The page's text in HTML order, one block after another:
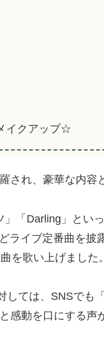
イクアップ☆
され、豪華な内容
「Darling」とい
ライブ定番曲を
を歌い上げました。
しては、SNSでも
感動を口にする声